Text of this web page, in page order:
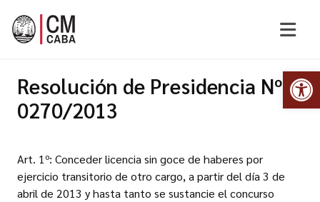
Resolución de Presidencia Nº
0270/2013
Art. 1º: Conceder licencia sin goce de haberes por
ejercicio transitorio de otro cargo, a partir del día 3 de
abril de 2013 y hasta tanto se sustancie el concurso